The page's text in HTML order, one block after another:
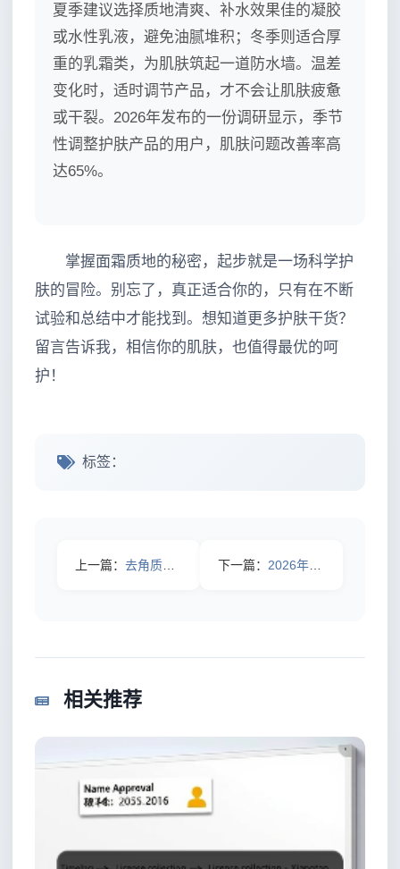
夏季建议选择质地清爽、补水效果佳的凝胶
或水性乳液，避免油腻堆积；冬季则适合厚
重的乳霜类，为肌肤筑起一道防水墙。温差
变化时，适时调节产品，才不会让肌肤疲惫
或干裂。2026年发布的一份调研显示，季节
性调整护肤产品的用户，肌肤问题改善率高
达65%。
掌握面霜质地的秘密，起步就是一场科学护
肤的冒险。别忘了，真正适合你的，只有在不断
试验和总结中才能找到。想知道更多护肤干货？
留言告诉我，相信你的肌肤，也值得最优的呵
护！
标签：
上一篇： 去角质注意事项：掌控肌肤青春的秘密武器 下一篇： 2026年：历史发展回顾带你走访变革的脉络
相关推荐